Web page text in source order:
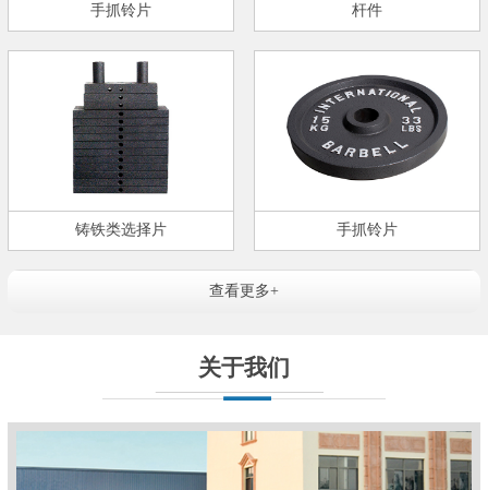
手抓铃片 杆件
铸铁类选择片 手抓铃片
查看更多+
关于我们